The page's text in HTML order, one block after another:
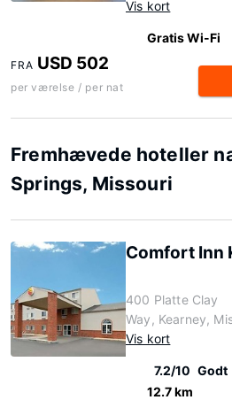
Vis kort
Gratis Wi-Fi
FRA USD 502
per værelse / per nat
Fremhævede hoteller
Springs, Missouri
Comfort Inn
400 Platte Clay
Way, Kearney,
Vis kort
7.2/10 Godt
12.7 km